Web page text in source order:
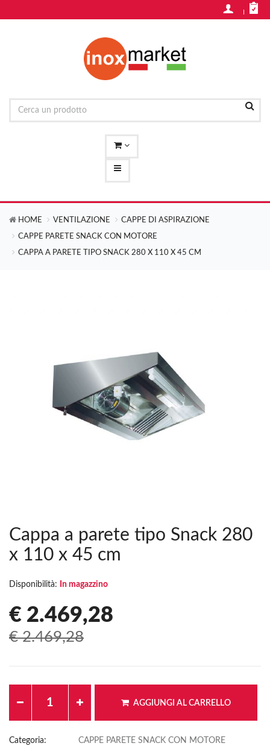
HOME VENTILAZIONE CAPPE DI ASPIRAZIONE
CAPPE PARETE SNACK CON MOTORE
CAPPA A PARETE TIPO SNACK 280 X 110 X 45 CM
Cappa a parete tipo Snack 280
x 110 x 45 cm
Disponibilità: In magazzino
€ 2.469,28
€ 2.469,28
AGGIUNGI AL CARRELLO
Categoria:
CAPPE PARETE SNACK CON MOTORE